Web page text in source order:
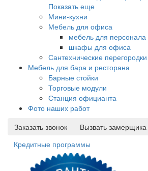
Показать еще
Мини-кухни
Мебель для офиса
мебель для персонала
шкафы для офиса
Сантехнические перегородки
Мебель для бара и ресторана
Барные стойки
Торговые модули
Станция официанта
Фото наших работ
Заказать звонок
Вызвать замерщика
Кредитные программы